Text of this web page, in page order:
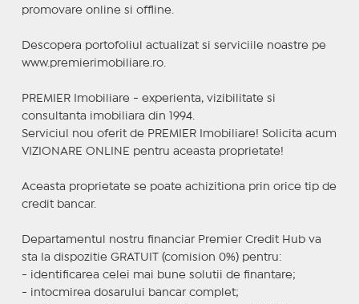
promovare online si offline.
Descopera portofoliul actualizat si serviciile noastre pe
www.premierimobiliare.ro.
PREMIER Imobiliare - experienta, vizibilitate si
consultanta imobiliara din 1994.
Serviciul nou oferit de PREMIER Imobiliare! Solicita acum
VIZIONARE ONLINE pentru aceasta proprietate!
Aceasta proprietate se poate achizitiona prin orice tip de
credit bancar.
Departamentul nostru financiar Premier Credit Hub va
sta la dispozitie GRATUIT (comision 0%) pentru:
- identificarea celei mai bune solutii de finantare;
- intocmirea dosarului bancar complet;